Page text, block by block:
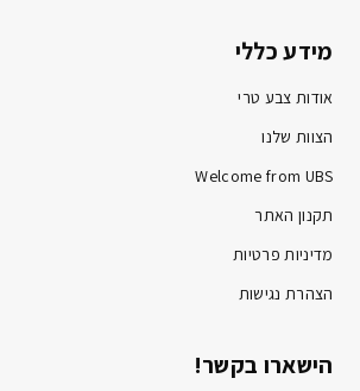
מידע כללי
אודות צבע טרי
הצוות שלנו
Welcome from UBS
תקנון האתר
מדיניות פרטיות
הצהרת נגישות
הישארו בקשר!